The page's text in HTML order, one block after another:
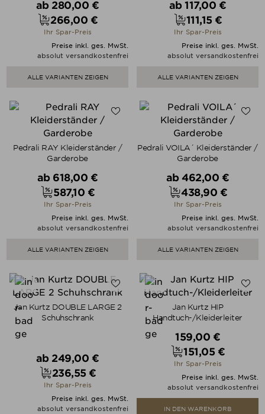
Verkaufspreis
ab 280,00 €
Preis
266,00 €
Ihr Spar-Preis
Preise inkl. ges. MwSt.
absolut versandkostenfrei
ALLE VARIANTEN ZEIGEN
Verkaufspreis
ab 117,00 €
Preis
111,15 €
Ihr Spar-Preis
Preise inkl. ges. MwSt.
absolut versandkostenfrei
ALLE VARIANTEN ZEIGEN
Pedrali RAY Kleiderständer /
Garderobe
Verkaufspreis
ab 618,00 €
Preis
587,10 €
Ihr Spar-Preis
Preise inkl. ges. MwSt.
absolut versandkostenfrei
ALLE VARIANTEN ZEIGEN
Pedrali VOILA´ Kleiderständer /
Garderobe
Verkaufspreis
ab 462,00 €
Preis
438,90 €
Ihr Spar-Preis
Preise inkl. ges. MwSt.
absolut versandkostenfrei
ALLE VARIANTEN ZEIGEN
Jan Kurtz DOUBLE LARGE 2
Schuhschrank
Verkaufspreis
ab 249,00 €
Preis
236,55 €
Ihr Spar-Preis
Preise inkl. ges. MwSt.
absolut versandkostenfrei
Jan Kurtz HIP
Handtuch-/Kleiderleiter
Verkaufspreis
159,00 €
Preis
151,05 €
Ihr Spar-Preis
Preise inkl. ges. MwSt.
absolut versandkostenfrei
IN DEN WARENKORB